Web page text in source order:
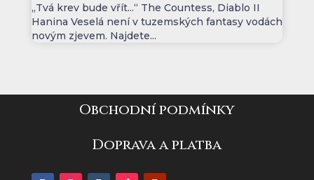
„Tvá krev bude vřít...“ The Countess, Diablo II
Hanina Veselá není v tuzemských fantasy vodách
novým zjevem. Najdete...
Obchodní podmínky
Doprava a platba